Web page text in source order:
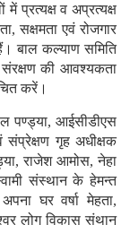
प्रत्यक्ष व अप्रत्यक्ष
सक्षमता एवं रोजगार
बाल कल्याण समिति
संरक्षण की आवश्यकता
करें।
पण्ड्या, आईसीडीएस
संप्रेक्षण गृह अधीक्षक
राजेश आमोस, नेहा
संस्थान के हेमन्त
घर वर्षा मेहता,
लोग विकास संथान